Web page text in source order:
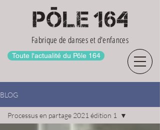
Fabrique de danses et d'enfances
Toute l'actualité du Pôle 164
BLOG
Processus en partage 2021 édition 1